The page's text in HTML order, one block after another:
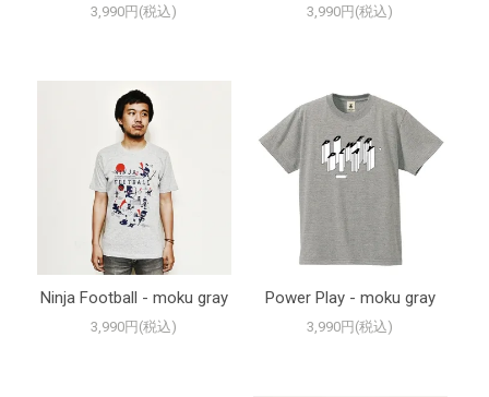
3,990円(税込) 3,990円(税込)
Ninja Football - moku gray
3,990円(税込)
Power Play - moku gray
3,990円(税込)